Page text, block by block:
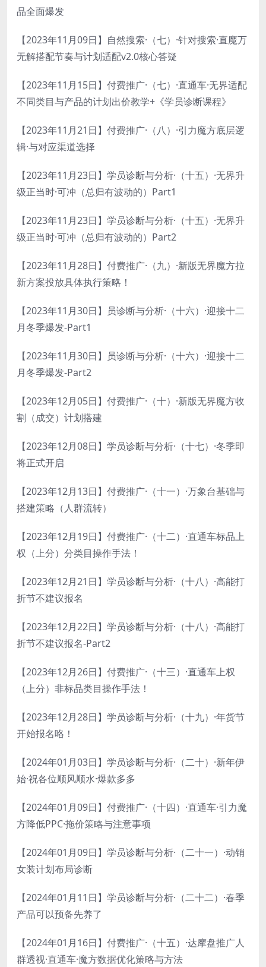
品全面爆发
【2023年11月09日】自然搜索·（七）·针对搜索·直魔万
无解搭配节奏与计划适配v2.0核心答疑
【2023年11月15日】付费推广·（七）·直通车·无界适配
不同类目与产品的计划出价教学+《学员诊断课程》
【2023年11月21日】付费推广·（八）·引力魔方底层逻
辑·与对应渠道选择
【2023年11月23日】学员诊断与分析·（十五）·无界升
级正当时·可冲（总归有波动的）Part1
【2023年11月23日】学员诊断与分析·（十五）·无界升
级正当时·可冲（总归有波动的）Part2
【2023年11月28日】付费推广·（九）·新版无界魔方拉
新方案投放具体执行策略！
【2023年11月30日】员诊断与分析·（十六）·迎接十二
月冬季爆发-Part1
【2023年11月30日】员诊断与分析·（十六）·迎接十二
月冬季爆发-Part2
【2023年12月05日】付费推广·（十）·新版无界魔方收
割（成交）计划搭建
【2023年12月08日】学员诊断与分析·（十七）·冬季即
将正式开启
【2023年12月13日】付费推广·（十一）·万象台基础与
搭建策略（人群流转）
【2023年12月19日】付费推广·（十二）·直通车标品上
权（上分）分类目操作手法！
【2023年12月21日】学员诊断与分析·（十八）·高能打
折节不建议报名
【2023年12月22日】学员诊断与分析·（十八）·高能打
折节不建议报名-Part2
【2023年12月26日】付费推广·（十三）·直通车上权
（上分）非标品类目操作手法！
【2023年12月28日】学员诊断与分析·（十九）·年货节
开始报名咯！
【2024年01月03日】学员诊断与分析·（二十）·新年伊
始·祝各位顺风顺水·爆款多多
【2024年01月09日】付费推广·（十四）·直通车·引力魔
方降低PPC·拖价策略与注意事项
【2024年01月09日】学员诊断与分析·（二十一）·动销
女装计划布局诊断
【2024年01月11日】学员诊断与分析·（二十二）·春季
产品可以预备先养了
【2024年01月16日】付费推广·（十五）·达摩盘推广人
群透视·直通车·魔方数据优化策略与方法